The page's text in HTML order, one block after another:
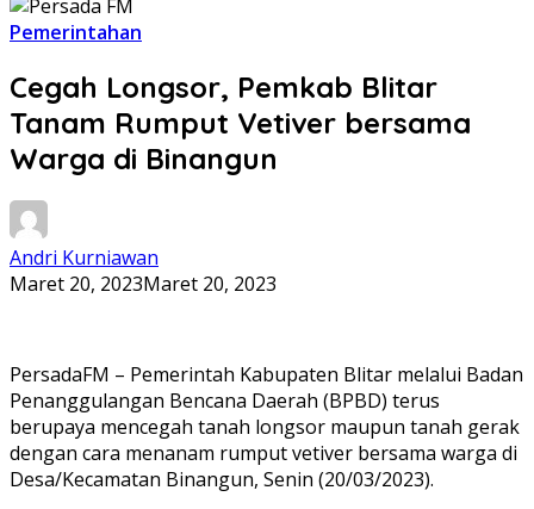
Pemerintahan
Cegah Longsor, Pemkab Blitar
Tanam Rumput Vetiver bersama
Warga di Binangun
Andri Kurniawan
Maret 20, 2023Maret 20, 2023
PersadaFM – Pemerintah Kabupaten Blitar melalui Badan
Penanggulangan Bencana Daerah (BPBD) terus
berupaya mencegah tanah longsor maupun tanah gerak
dengan cara menanam rumput vetiver bersama warga di
Desa/Kecamatan Binangun, Senin (20/03/2023).